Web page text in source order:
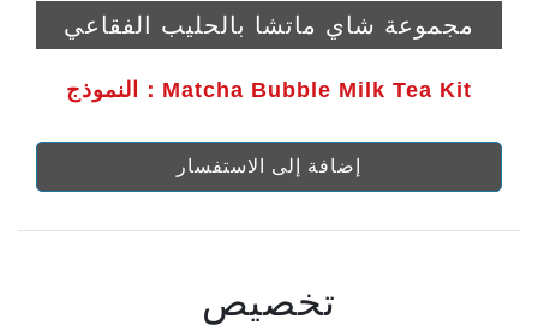
مجموعة شاي ماتشا بالحليب الفقاعي
النموذج：Matcha Bubble Milk Tea Kit
إضافة إلى الاستفسار
تخصيص